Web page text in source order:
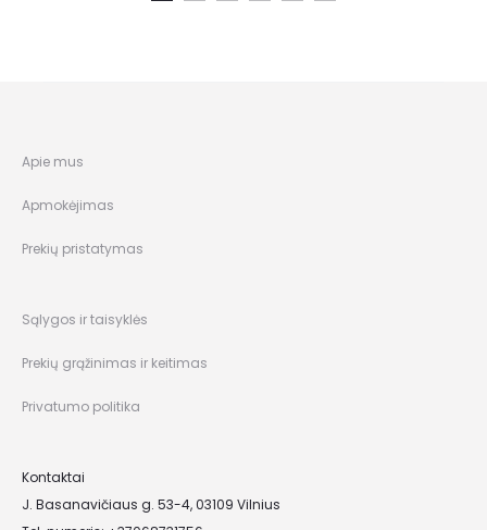
Apie mus
Apmokėjimas
Prekių pristatymas
Sąlygos ir taisyklės
Prekių grąžinimas ir keitimas
Privatumo politika
Kontaktai
J. Basanavičiaus g. 53-4, 03109 Vilnius